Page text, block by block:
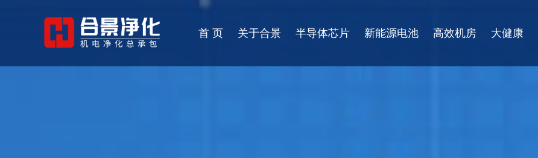
首 页 关于合景 半导体芯片 新能源电池 高效机房 大健康